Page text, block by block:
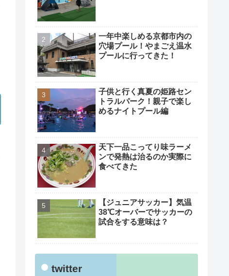
一年中楽しめる京都市内の
穴場プール！やまごえ温水
プールに行ってきた！
子供と行く真夏の姫路セン
トラルパーク！親子で楽し
めるナイトプール編
天下一品こってり味ラーメ
ンで発熱は治るのか実際に
食べてきた
【ジュニアサッカー】気温
38℃オーバーでサッカーの
試合をする意味は？
twitter